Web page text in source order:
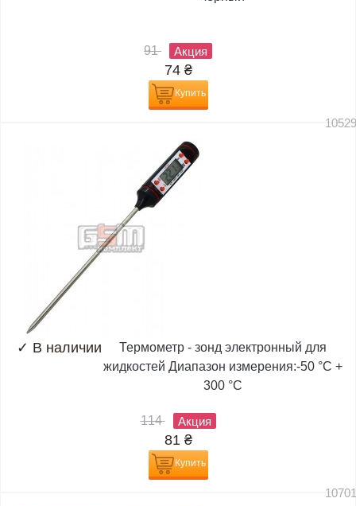
91 Акция
74 ₴
Купить
✓ В наличии
Термометр - зонд электронный для
жидкостей Диапазон измерения:-50 °C +
300 °C
114 Акция
81 ₴
Купить